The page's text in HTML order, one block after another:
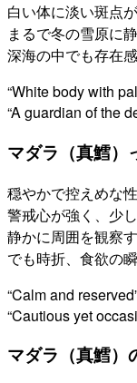
白い体に淡い斑点
まるで冬の雪原に
深海の中でも存在
“White body with
“A guardian of the
マダラ（真鱈）
穏やかで控えめな性
警戒心が強く、少
静かに周囲を観察す
でも時折、食欲の
“Calm and
“Cautious yet
マダラ（真鱈）